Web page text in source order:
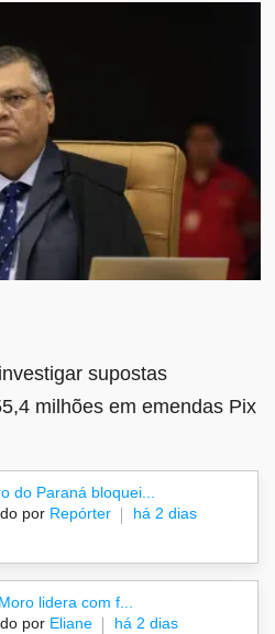
supostas
milhões em emendas Pix
do Paraná bloquei...
por Repórter há 2 dias
lidera com f...
por Eliane há 2 dias